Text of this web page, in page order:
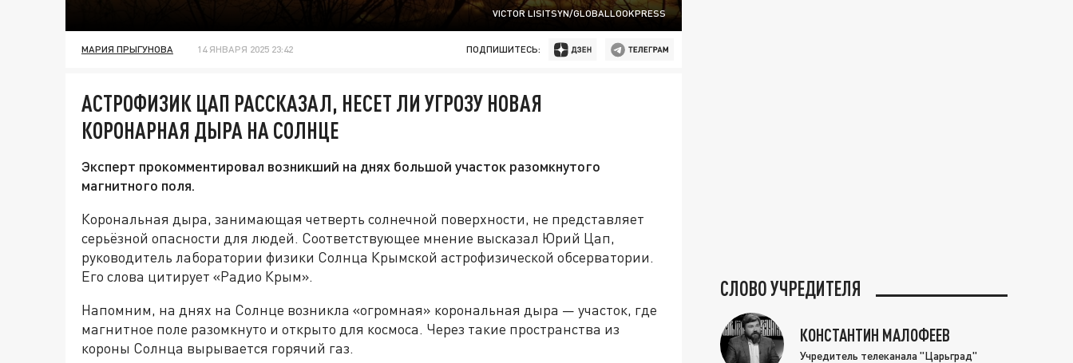
VICTOR LISITSYN/GLOBALLOOKPRESS
МАРИЯ ПРЫГУНОВА 14 ЯНВАРЯ 2025 23:42 ПОДПИШИТЕСЬ:
АСТРОФИЗИК ЦАП РАССКАЗАЛ, НЕСЕТ ЛИ УГРОЗУ НОВАЯ
КОРОНАРНАЯ ДЫРА НА СОЛНЦЕ
Эксперт прокомментировал возникший на днях большой участок разомкнутого
магнитного поля.
Корональная дыра, занимающая четверть солнечной поверхности, не представляет
серьёзной опасности для людей. Соответствующее мнение высказал Юрий Цап,
руководитель лаборатории физики Солнца Крымской астрофизической обсерватории.
Его слова цитирует «Радио Крым».
Напомним, на днях на Солнце возникла «огромная» корональная дыра — участок, где
магнитное поле разомкнуто и открыто для космоса. Через такие пространства из
короны Солнца вырывается горячий газ.
СЛОВО УЧРЕДИТЕЛЯ
КОНСТАНТИН МАЛОФЕЕВ
Учредитель телеканала "Царьград"